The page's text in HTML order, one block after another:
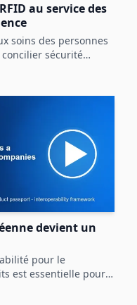
au service des
soins des personnes
sécurité
une détection
devient un
pour le
est essentielle pour
les